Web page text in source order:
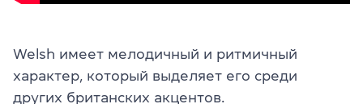
Welsh имеет мелодичный и ритмичный
характер, который выделяет его среди
других британских акцентов.